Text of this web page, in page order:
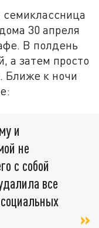
30 апреля
В полдень
а затем просто
Ближе к ночи
и
не
с собой
все